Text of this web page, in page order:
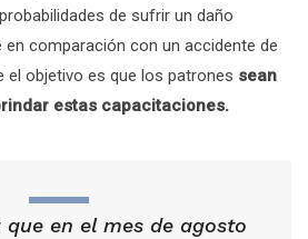
de sufrir un daño
comparación con un accidente de
el objetivo es que los patrones sean
estas capacitaciones.
que en el mes de agosto